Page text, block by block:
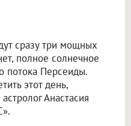
сразу три мощных
полное солнечное
потока Персеиды.
этот день,
Анастасия